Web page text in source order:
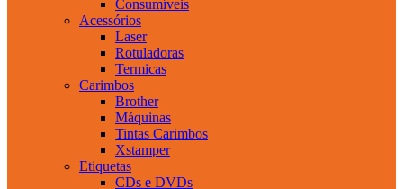
Consumíveis
Acessórios
Laser
Rotuladoras
Termicas
Carimbos
Brother
Máquinas
Tintas Carimbos
Xstamper
Etiquetas
CDs e DVDs